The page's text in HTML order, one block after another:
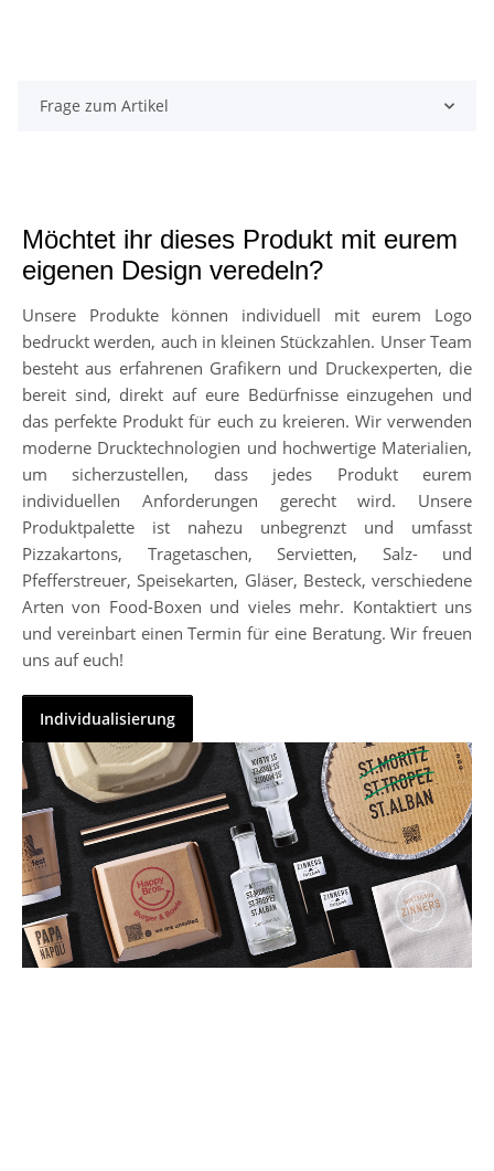
Frage zum Artikel
Möchtet ihr dieses Produkt mit eurem
eigenen Design veredeln?
Unsere Produkte können individuell mit eurem Logo
bedruckt werden, auch in kleinen Stückzahlen. Unser Team
besteht aus erfahrenen Grafikern und Druckexperten, die
bereit sind, direkt auf eure Bedürfnisse einzugehen und
das perfekte Produkt für euch zu kreieren. Wir verwenden
moderne Drucktechnologien und hochwertige Materialien,
um sicherzustellen, dass jedes Produkt eurem
individuellen Anforderungen gerecht wird. Unsere
Produktpalette ist nahezu unbegrenzt und umfasst
Pizzakartons, Tragetaschen, Servietten, Salz- und
Pfefferstreuer, Speisekarten, Gläser, Besteck, verschiedene
Arten von Food-Boxen und vieles mehr. Kontaktiert uns
und vereinbart einen Termin für eine Beratung. Wir freuen
uns auf euch!
Individualisierung